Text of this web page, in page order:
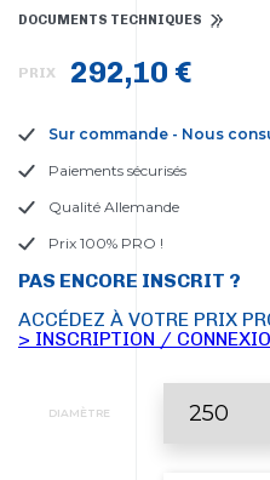
DOCUMENTS TECHNIQUES
PRIX 292,10 €
Sur commande - Nous
Paiements sécurisés
Qualité Allemande
Prix 100% PRO !
PAS ENCORE INSCRIT ?
ACCÉDEZ À VOTRE PRIX
> INSCRIPTION /
DIAMÈTRE